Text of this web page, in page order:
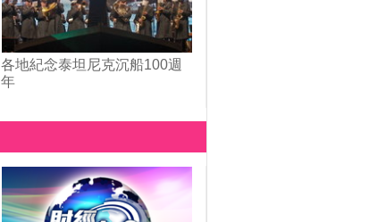
各地紀念泰坦尼克沉船100週
年